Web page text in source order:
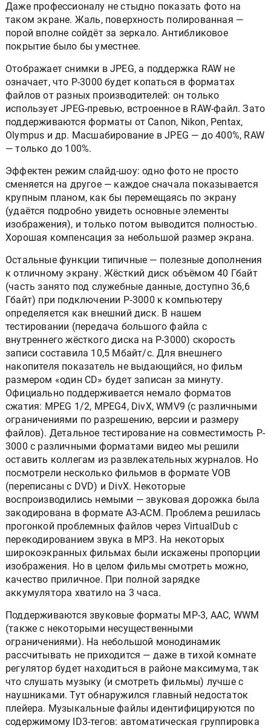
Даже профессионалу не стыдно показать фото на
таком экране. Жаль, поверхность полированная —
порой вполне сойдёт за зеркало. Антибликовое
покрытие было бы уместнее.
Отображает снимки в JPEG, а поддержка RAW не
означает, что P-3000 будет копаться в форматах
файлов от разных производителей: он только
использует JPEG-превью, встроенное в RAW-файл. Зато
поддерживаются форматы от Canon, Nikon, Pentax,
Olympus и др. Масшабирование в JPEG — до 400%, RAW
— только до 100%.
Эффектен режим слайд-шоу: одно фото не просто
сменяется на другое — каждое сначала показывается
крупным планом, как бы перемещаясь по экрану
(удаётся подробно увидеть основные элементы
изображения), и только потом выводится полностью.
Хорошая компенсация за небольшой размер экрана.
Остальные функции типичные — полезные дополнения
к отличному экрану. Жёсткий диск объёмом 40 Гбайт
(часть занято под служебные данные, доступно 36,6
Гбайт) при подключении P‑3000 к компьютеру
определяется как внешний диск. В нашем
тестировании (передача большого файла с
внутреннего жёсткого диска на P-3000) скорость
записи составила 10,5 Мбайт/с. Для внешнего
накопителя показатель не выдающийся, но фильм
размером «один CD» будет записан за минуту.
Официально поддерживается немало форматов
сжатия: MPEG 1/2, MPEG4, DivX, WMV9 (с различными
ограничениями по разрешению, версии и размеру
файлов). Детальное тестирование на совместимость P-
3000 с различными форматами видео мы решили
оставить коллегам из развлекательных журналов. Но
посмотрели несколько фильмов в формате VOB
(переписаны с DVD) и DivX. Некоторые
воспроизводились немыми — звуковая дорожка была
закодирована в формате A3-ACM. Проблема решилась
прогонкой проблемных файлов через VirtualDub с
перекодированием звука в MP3. На некоторых
широкоэкранных фильмах были искажены пропорции
изображения. Но в целом фильмы смотреть можно,
качество приличное. При полной зарядке
аккумулятора хватило на 3 часа.
Поддерживаются звуковые форматы MP-3, AAC, WWM
(также с некоторыми несущественными
ограничениями). На небольшой монодинамик
рассчитывать не приходится — даже в тихой комнате
регулятор будет находиться в районе максимума, так
что слушать музыку (и смотреть фильмы) лучше с
наушниками. Тут обнаружился главный недостаток
плейера. Музыкальные файлы идентифицируются по
содержимому ID3-тегов: автоматическая группировка